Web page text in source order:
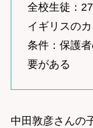
全校生徒：
イギリスの
条件：保護
要がある
中田敦彦さんの